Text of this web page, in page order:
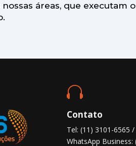
áreas, que executam

Contato
Tel: (11) 3101-6565
WhatsApp